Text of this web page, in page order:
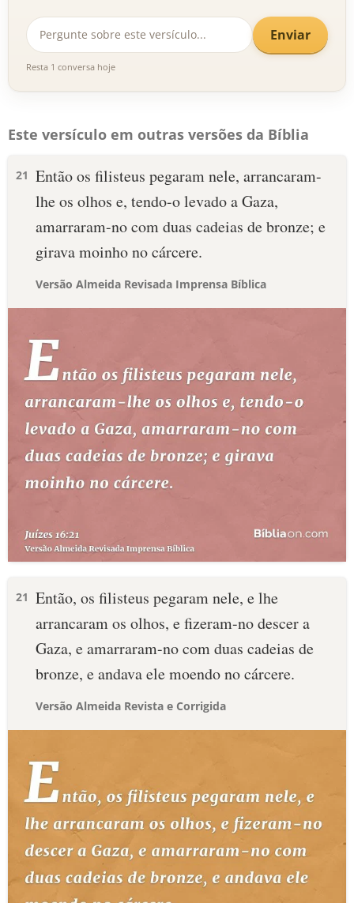
Enviar
Resta 1 conversa hoje
Este versículo em outras versões da Bíblia
21 Então os filisteus pegaram nele, arrancaram-
lhe os olhos e, tendo-o levado a Gaza,
amarraram-no com duas cadeias de bronze; e
girava moinho no cárcere.
Versão Almeida Revisada Imprensa Bíblica
21 Então, os filisteus pegaram nele, e lhe
arrancaram os olhos, e fizeram-no descer a
Gaza, e amarraram-no com duas cadeias de
bronze, e andava ele moendo no cárcere.
Versão Almeida Revista e Corrigida